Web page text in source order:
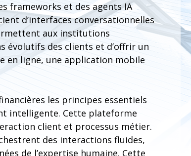
frameworks et des agents IA
d’interfaces conversationnelles
aux institutions
évolutifs des clients et d’offrir un
en ligne, une application mobile
les principes essentiels
intelligente. Cette plateforme
client et processus métier.
des interactions fluides,
de l’expertise humaine. Cette